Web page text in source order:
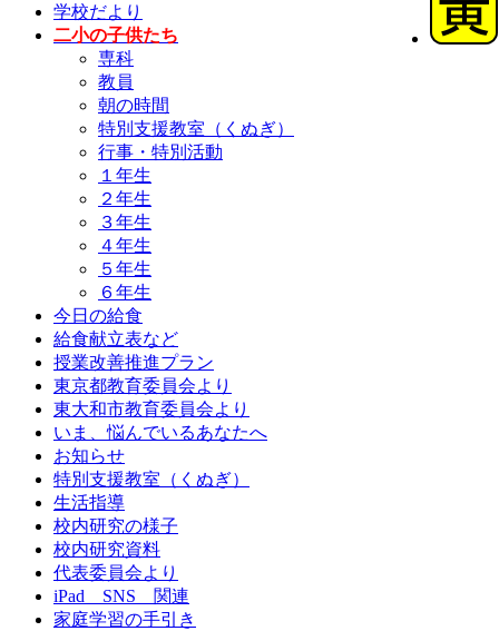
学校だより
二小の子供たち
専科
教員
朝の時間
特別支援教室（くぬぎ）
行事・特別活動
１年生
２年生
３年生
４年生
５年生
６年生
今日の給食
給食献立表など
授業改善推進プラン
東京都教育委員会より
東大和市教育委員会より
いま、悩んでいるあなたへ
お知らせ
特別支援教室（くぬぎ）
生活指導
校内研究の様子
校内研究資料
代表委員会より
iPad SNS 関連
家庭学習の手引き